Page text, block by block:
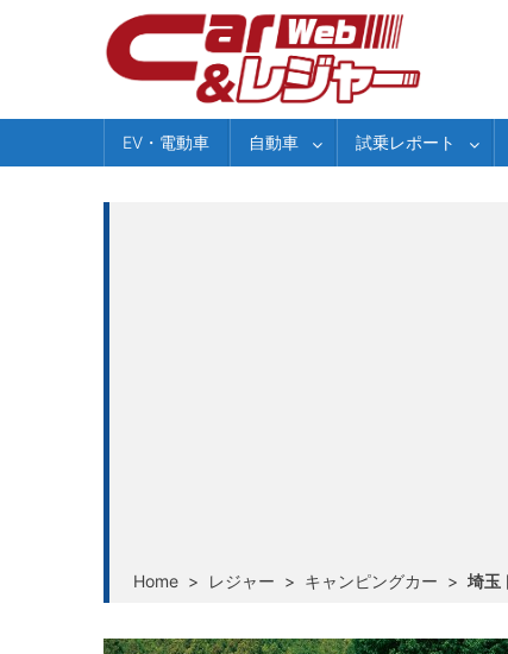
EV・電動車 自動車 試乗レポート
Home > レジャー > キャンピングカー > 埼玉